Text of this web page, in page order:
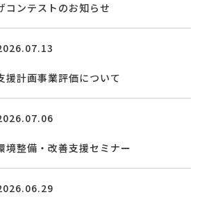
コンテストのお知らせ
援計画事業評価について
境整備・改善支援セミナー